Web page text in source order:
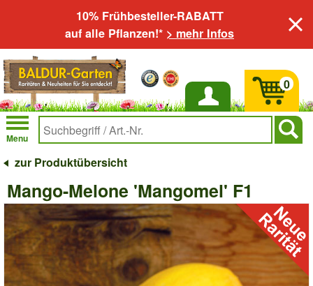
10% Frühbesteller-RABATT
auf alle Pflanzen!* > mehr Infos
Anmelden
Menu
0
zur Produktübersicht
Mango-Melone 'Mangomel' F1